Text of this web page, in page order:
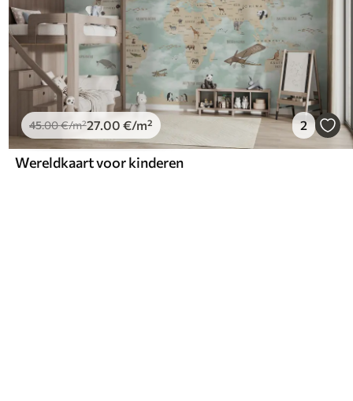
45.00€/m²27.00 €/m² 2
Wereldkaart voor kinderen